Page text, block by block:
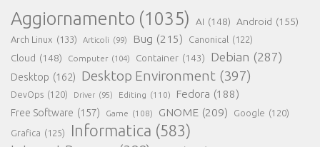
Aggiornamento (1035) AI (148) Android (155)
Arch Linux (133) Articoli (99) Bug (215) Canonical (122)
Cloud (148) Computer (104) Container (143) Debian (287)
Desktop (162) Desktop Environment (397)
DevOps (120) Driver (95) Editing (110) Fedora (188)
Free Software (157) Game (108) GNOME (209) Google (120)
Grafica (125) Informatica (583)